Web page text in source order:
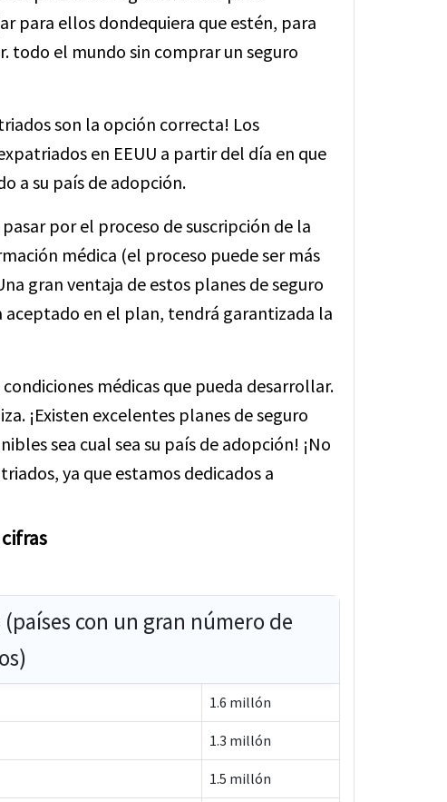
para ellos dondequiera que estén, para
todo el mundo sin comprar un seguro
son la opción correcta! Los
en EEUU a partir del día en que
a su país de adopción.
por el proceso de suscripción de la
médica (el proceso puede ser más
gran ventaja de estos planes de seguro
aceptado en el plan, tendrá garantizada la
médicas que pueda desarrollar.
¡Existen excelentes planes de seguro
sea cual sea su país de adopción! ¡No
ya que estamos dedicados a
con un gran número de
1.6 millón
1.3 millón
1.5 millón